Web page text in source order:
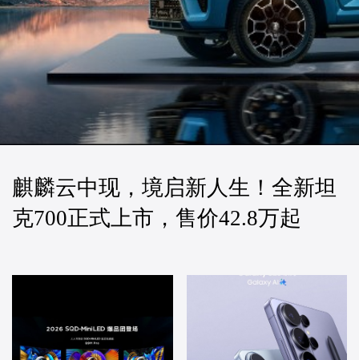
麒麟云中现，境启新人生！全新坦
克700正式上市，售价42.8万起